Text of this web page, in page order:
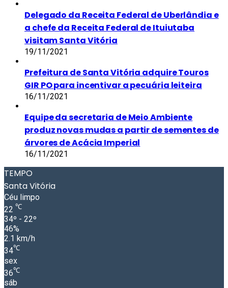
Delegado da Receita Federal de Uberlândia e
a chefe da Receita Federal de Ituiutaba
visitam Santa Vitória
19/11/2021
Prefeitura de Santa Vitória adquire Touros
GIR PO para incentivar a pecuária leiteira
16/11/2021
Equipe da secretaria de Meio Ambiente
produz novas mudas a partir de sementes de
árvores de Acácia Imperial
16/11/2021
TEMPO
Santa Vitória
Céu limpo
22 ℃
34º - 22º
46%
2.1 km/h
34℃
sex
36℃
sáb